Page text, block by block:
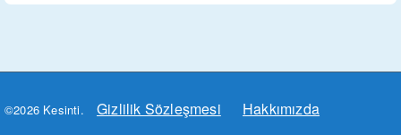
©2026 Kesinti. Gizlilik Sözleşmesi Hakkımızda